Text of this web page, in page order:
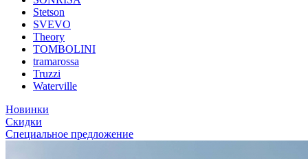
Stetson
SVEVO
Theory
TOMBOLINI
tramarossa
Truzzi
Waterville
Новинки
Скидки
Специальное предложение